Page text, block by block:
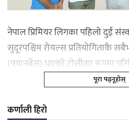
नेपाल प्रिमियर लिगका पहिलो दुई
सुदूरपश्चिम रोयल्स प्रतियोगिताकै
(फ्यानबेस) भएको टोलीका रूपमा
पूरा पढ्नूहोस्
कर्णाली हिरो